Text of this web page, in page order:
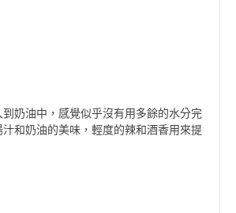
奶油中，感覺似乎沒有用多餘的水分完
和奶油的美味，輕度的辣和酒香用來提